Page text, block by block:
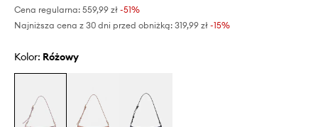
Cena regularna: 559,99 zł -51%
Najniższa cena z 30 dni przed obniżką: 319,99 zł -15%
Kolor: różowy